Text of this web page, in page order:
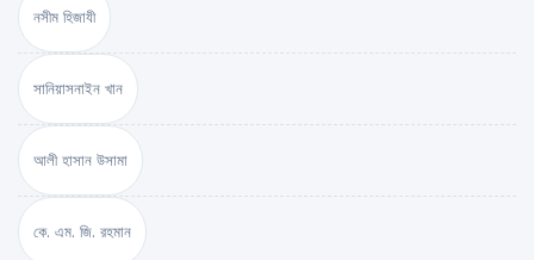
নসীম হিজাযী
সানিয়াসনাইন খান
আলী হাসান উসামা
কে. এম. জি. রহমান